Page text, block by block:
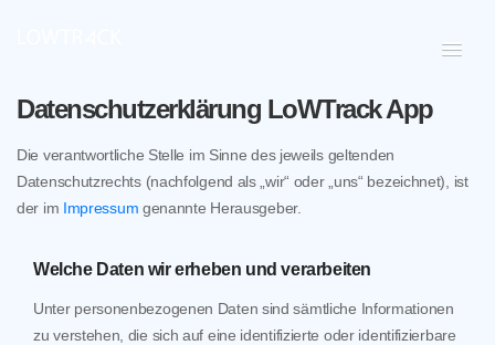
Datenschutzerklärung LoWTrack App
Die verantwortliche Stelle im Sinne des jeweils geltenden
Datenschutzrechts (nachfolgend als „wir“ oder „uns“ bezeichnet), ist
der im Impressum genannte Herausgeber.
Welche Daten wir erheben und verarbeiten
Unter personenbezogenen Daten sind sämtliche Informationen
zu verstehen, die sich auf eine identifizierte oder identifizierbare